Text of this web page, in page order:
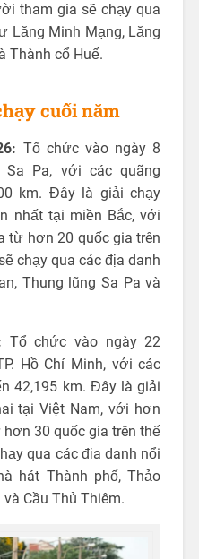
tham gia sẽ chạy qua
Lăng Minh Mạng, Lăng
Thành cổ Huế.
cuối năm
Tổ chức vào ngày 8
Pa, với các quãng
km. Đây là giải chạy
nhất tại miền Bắc, với
từ hơn 20 quốc gia trên
chạy qua các địa danh
Thung lũng Sa Pa và
Tổ chức vào ngày 22
Hồ Chí Minh, với các
42,195 km. Đây là giải
tại Việt Nam, với hơn
30 quốc gia trên thế
qua các địa danh nổi
hát Thành phố, Thảo
và Cầu Thủ Thiêm.